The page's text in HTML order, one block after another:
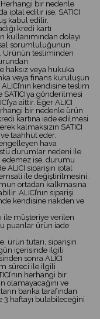
Herhangi bir nedenle
iptal edilir ise, SATICI
kabul edilir.
kredi kartı
kullanımından dolayı
sorumluluğunun
Ürünün tesliminden
haksız veya hukuka
veya finans kuruluşun
kendisine teslim
gönderilmesi
aittir. Eğer ALICI
bir nedenle ürün
kartına iade edilmesi
kalmaksızın SATICI
taahhüt eder.
hava
durumlar nedeni ile
edemez ise, durumu
ALICI siparişin iptal
ile değiştirilmesini,
ortadan kalkmasına
ALICI’nın siparişi
kendisine nakden ve
ile müşteriye verilen
puanlar ürün iade
ürün tutarı, siparişin
içerisinde ilgili
sonra ALICI
süreci ile ilgili
herhangi bir
olamayacağını ve
banka tarafından
3 haftayı bulabileceğini